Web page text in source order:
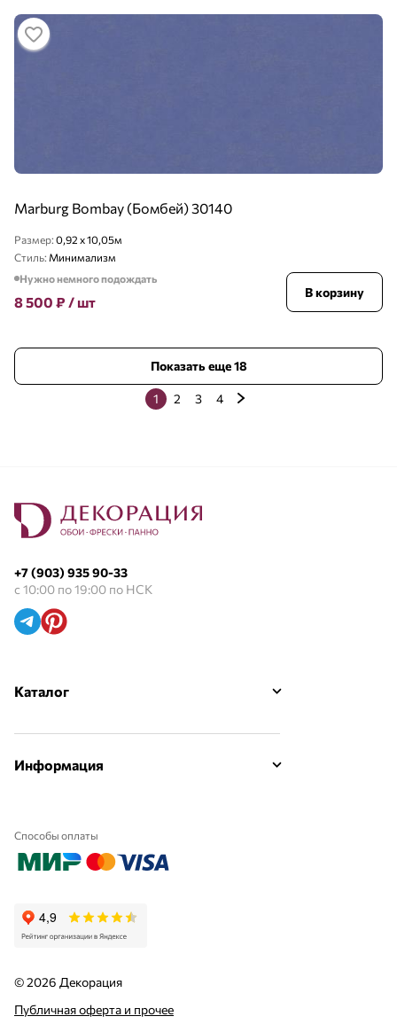
Marburg Bombay (Бомбей) 30140
Размер: 0,92 x 10,05м
Стиль: Минимализм
Нужно немного подождать
8 500 ₽ / шт
В корзину
Показать еще 18
1 2 3 4
+7 (903) 935 90-33
с 10:00 по 19:00 по НСК
Каталог
Информация
Способы оплаты
© 2026 Декорация
Публичная оферта и прочее